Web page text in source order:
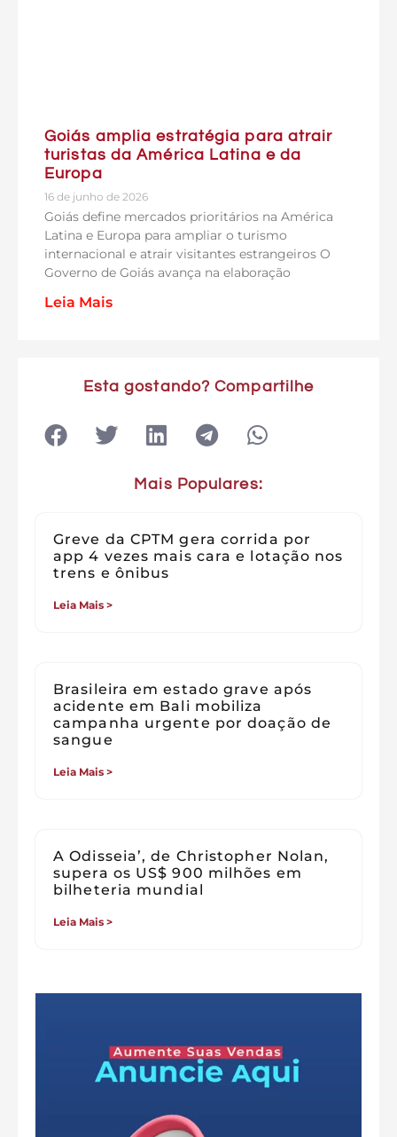
Goiás amplia estratégia para atrair
turistas da América Latina e da
Europa
16 de junho de 2026
Goiás define mercados prioritários na América
Latina e Europa para ampliar o turismo
internacional e atrair visitantes estrangeiros O
Governo de Goiás avança na elaboração
Leia Mais
Esta gostando? Compartilhe
Mais Populares:
Greve da CPTM gera corrida por
app 4 vezes mais cara e lotação nos
trens e ônibus
Leia Mais >
Brasileira em estado grave após
acidente em Bali mobiliza
campanha urgente por doação de
sangue
Leia Mais >
A Odisseia’, de Christopher Nolan,
supera os US$ 900 milhões em
bilheteria mundial
Leia Mais >